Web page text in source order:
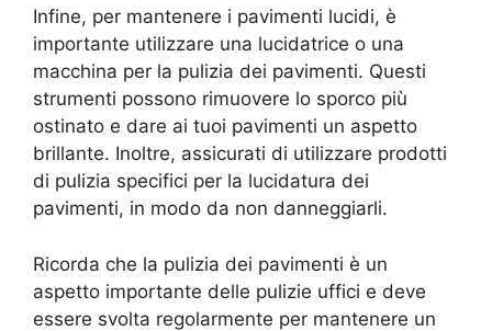
Infine, per mantenere i pavimenti lucidi, è
importante utilizzare una lucidatrice o una
macchina per la pulizia dei pavimenti. Questi
strumenti possono rimuovere lo sporco più
ostinato e dare ai tuoi pavimenti un aspetto
brillante. Inoltre, assicurati di utilizzare prodotti
di pulizia specifici per la lucidatura dei
pavimenti, in modo da non danneggiarli.
Ricorda che la pulizia dei pavimenti è un
aspetto importante delle pulizie uffici e deve
essere svolta regolarmente per mantenere un